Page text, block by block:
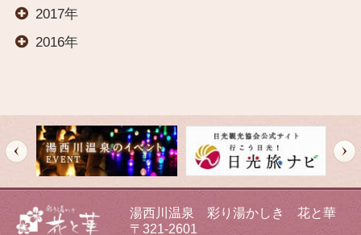
2017年
2016年
湯西川温泉 彩り湯かしき 花と華
〒321-2601
オールインクルーシブ
観光案内
新着情報